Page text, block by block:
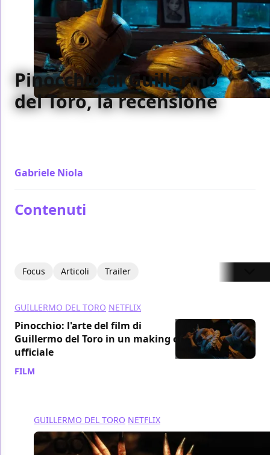
Pinocchio di Guillermo
del Toro, la recensione
Gabriele Niola
Contenuti
Focus Articoli Trailer
GUILLERMO DEL TORO NETFLIX
Pinocchio: l'arte del film di
Guillermo del Toro in un making of
ufficiale
FILM
GUILLERMO DEL TORO NETFLIX